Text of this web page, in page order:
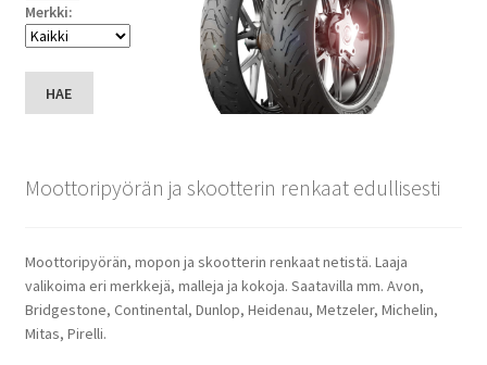
Merkki:
HAE
Moottoripyörän ja skootterin renkaat edullisesti
Moottoripyörän, mopon ja skootterin renkaat netistä. Laaja
valikoima eri merkkejä, malleja ja kokoja. Saatavilla mm. Avon,
Bridgestone, Continental, Dunlop, Heidenau, Metzeler, Michelin,
Mitas, Pirelli.